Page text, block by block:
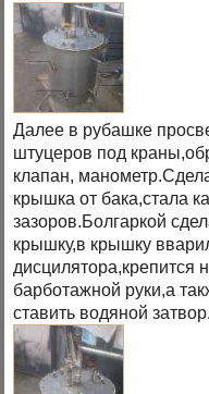
Далее в рубашке
штуцеров под
клапан,
крышка от бака,стала
зазоров.Болгаркой
крышку,в крышку
дисцилятора,крепится
барботажной руки,а
ставить водяной затвор.